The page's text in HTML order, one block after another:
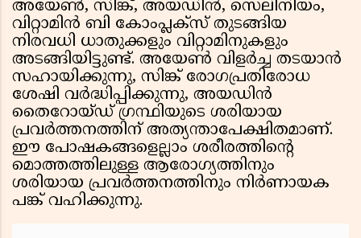
അയേൺ, സിങ്ക്, അയഡിൻ, സെലിനിയം,
വിറ്റാമിൻ ബി കോംപ്ലക്സ് തുടങ്ങിയ
നിരവധി ധാതുക്കളും വിറ്റാമിനുകളും
അടങ്ങിയിട്ടുണ്ട്. അയേൺ വിളർച്ച തടയാൻ
സഹായിക്കുന്നു, സിങ്ക് രോഗപ്രതിരോധ
ശേഷി വർദ്ധിപ്പിക്കുന്നു, അയഡിൻ
തൈറോയ്ഡ് ഗ്രന്ഥിയുടെ ശരിയായ
പ്രവർത്തനത്തിന് അത്യന്താപേക്ഷിതമാണ്.
ഈ പോഷകങ്ങളെല്ലാം ശരീരത്തിന്റെ
മൊത്തത്തിലുള്ള ആരോഗ്യത്തിനും
ശരിയായ പ്രവർത്തനത്തിനും നിർണായക
പങ്ക് വഹിക്കുന്നു.